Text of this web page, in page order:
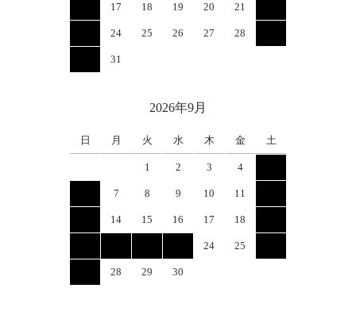
17 18 19 20 21
24 25 26 27 28
31
2026年9月
日 月 火 水 木 金 土
1 2 3 4
7 8 9 10 11
14 15 16 17 18
24 25
28 29 30